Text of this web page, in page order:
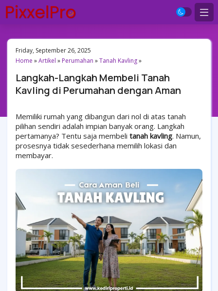
Friday, September 26, 2025
Home »Artikel » Perumahan »Tanah Kavling»
Langkah-Langkah Membeli Tanah
Kavling di Perumahan dengan Aman
Memiliki rumah yang dibangun dari nol di atas tanah
pilihan sendiri adalah impian banyak orang. Langkah
pertamanya? Tentu saja membeli tanah kavling. Namun,
prosesnya tidak sesederhana memilih lokasi dan
membayar.